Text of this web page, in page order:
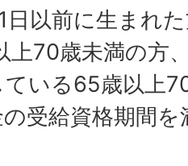
以前に生まれ
上70歳未満の方
ている65歳以上
受給資格期間